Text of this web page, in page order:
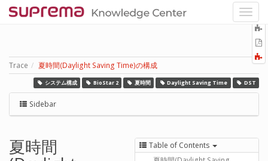
Trace 夏時間(Daylight Saving Time)の構成
システム構成 BioStar 2 夏時間 Daylight Saving Time DST
Sidebar
Table of Contents
夏時間